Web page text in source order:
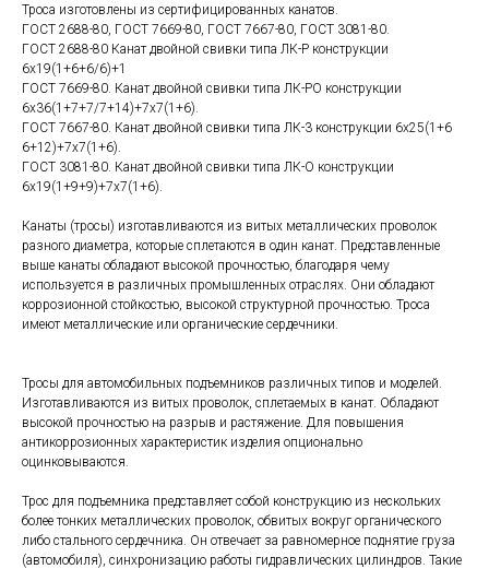
Троса изготовлены из сертифицированных канатов.
ГОСТ 2688-80, ГОСТ 7669-80, ГОСТ 7667-80, ГОСТ 3081-80.
ГОСТ 2688-80 Канат двойной свивки типа ЛК-Р конструкции
6х19(1+6+6/6)+1
ГОСТ 7669-80. Канат двойной свивки типа ЛК-РО конструкции
6х36(1+7+7/7+14)+7х7(1+6).
ГОСТ 7667-80. Канат двойной свивки типа ЛК-3 конструкции 6х25(1+6
6+12)+7х7(1+6).
ГОСТ 3081-80. Канат двойной свивки типа ЛК-О конструкции
6х19(1+9+9)+7х7(1+6).
Канаты (тросы) изготавливаются из витых металлических проволок
разного диаметра, которые сплетаются в один канат. Представленные
выше канаты обладают высокой прочностью, благодаря чему
используется в различных промышленных отраслях. Они обладают
коррозионной стойкостью, высокой структурной прочностью. Троса
имеют металлические или органические сердечники.
Тросы для автомобильных подъемников различных типов и моделей.
Изготавливаются из витых проволок, сплетаемых в канат. Обладают
высокой прочностью на разрыв и растяжение. Для повышения
антикоррозионных характеристик изделия опционально
оцинковываются.
Трос для подъемника представляет собой конструкцию из нескольких
более тонких металлических проволок, обвитых вокруг органического
либо стального сердечника. Он отвечает за равномерное поднятие груза
(автомобиля), синхронизацию работы гидравлических цилиндров. Такие